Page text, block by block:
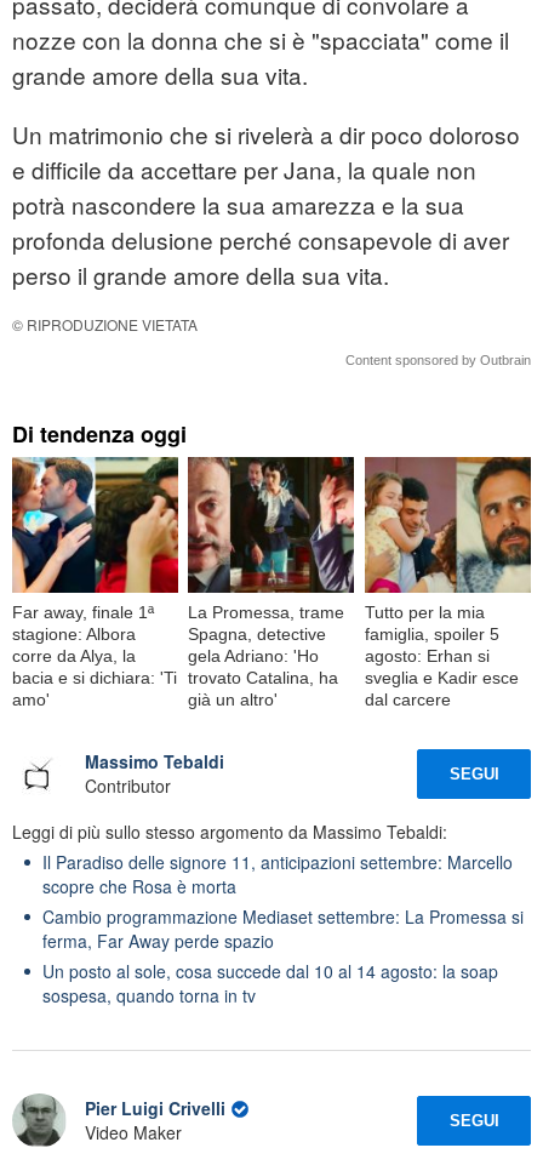
nozze con la donna che si è "spacciata" come il
grande amore della sua vita.
Un matrimonio che si rivelerà a dir poco doloroso
e difficile da accettare per Jana, la quale non
potrà nascondere la sua amarezza e la sua
profonda delusione perché consapevole di aver
perso il grande amore della sua vita.
© RIPRODUZIONE VIETATA
Content sponsored by Outbrain
Di tendenza oggi
Far away, finale 1ª
stagione: Albora
corre da Alya, la
bacia e si dichiara: 'Ti
amo'
La Promessa, trame
Spagna, detective
gela Adriano: 'Ho
trovato Catalina, ha
già un altro'
Tutto per la mia
famiglia, spoiler 5
agosto: Erhan si
sveglia e Kadir esce
dal carcere
Massimo Tebaldi
Contributor
SEGUI
Leggi di più sullo stesso argomento da Massimo Tebaldi:
Il Paradiso delle signore 11, anticipazioni settembre: Marcello
scopre che Rosa è morta
Cambio programmazione Mediaset settembre: La Promessa si
ferma, Far Away perde spazio
Un posto al sole, cosa succede dal 10 al 14 agosto: la soap
sospesa, quando torna in tv
Pier Luigi Crivelli
Video Maker
SEGUI